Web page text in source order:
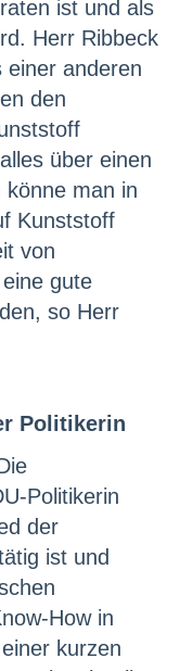
ist und als
Herr Ribbeck
einer anderen
den
über einen
man in
Kunststoff
von
gute
so Herr
Politikerin
Politikerin
der
ist und
How in
kurzen